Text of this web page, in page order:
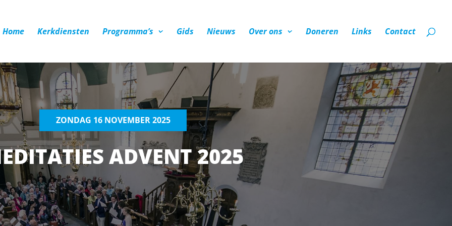
Home Kerkdiensten Programma’s Gids Nieuws Over ons Doneren Links Contact
ZONDAG 16 NOVEMBER 2025
ADVENT 2025